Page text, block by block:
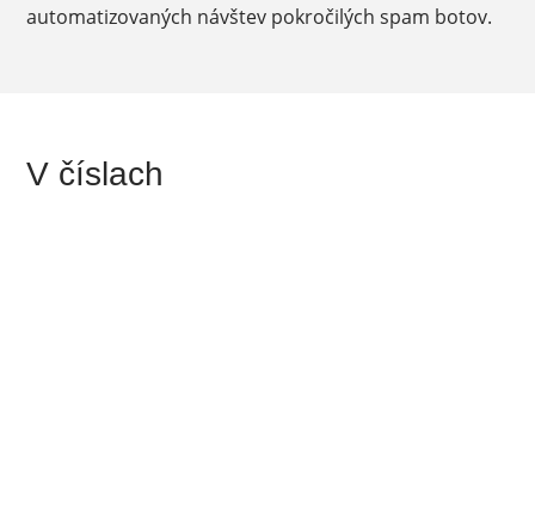
automatizovaných návštev pokročilých spam botov.
V číslach